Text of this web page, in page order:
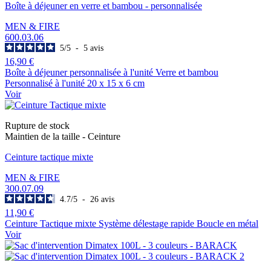
Boîte à déjeuner en verre et bambou - personnalisée
MEN & FIRE
600.03.06
5/5 - 5 avis
16,90 €
Boîte à déjeuner personnalisée à l'unité Verre et bambou
Personnalisé à l'unité 20 x 15 x 6 cm
Voir
Rupture de stock
Maintien de la taille - Ceinture
Ceinture tactique mixte
MEN & FIRE
300.07.09
4.7/5 - 26 avis
11,90 €
Ceinture Tactique mixte Système délestage rapide Boucle en métal
Voir